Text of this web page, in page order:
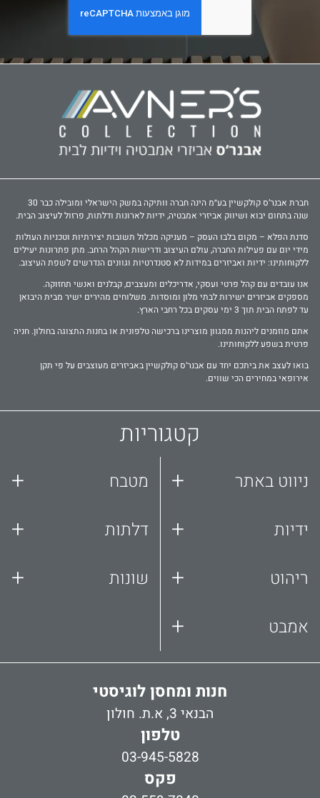
חברת אבנר‘ס קולקשיין בע״מ הינה חברה וותיקה במשק הישראלי ומובילה כבר 30
שנה בתחום יבוא ושיווק אביזרי אמבטיה, ידיות לארונות ודלתות, פרזול לעיצוב הבית.
סדנת הפלא – מקום בלבו העסק – מעניקה מכלול תשובות יצירתיות וטכניות העולות
מידי יום עם פעילות החברה, עולם העיצוב ודרישות הקהל הרחב. מתן פתרונות יעילים
ללקוחותינו: ידיות ואביזרים במידות לא סטנדרטיות וגוונים הנדרשים לשפת העיצוב.
אנו עובדים עם קהל פרטי ועסקי, אדריכלים ומעצבים, קבלנים ואנשי תחזוקה.
מספקים אביזרים ישירות לבתי מלון ומוסדות. משלוחים מהירים ישיר מבית היבואן
עד לפתח הבית תוך 3 ימי עסקים בכל רחבי הארץ.
אתם מוזמנים ליהנות ממגוון מוצרינו ברכישה טלפונית או בחנות התצוגה בחולון. חניה
פרטית בשפע ללקוחותינו.
בואו לעצב את ביתכם יחד עם אבנר‘ס קולקשיין באביזרים מעוצבים על פי תקן
אירופאי במחירים הכי שווים.
קטגוריות
ניווט באתר +
ידיות +
ריהוט +
אמבט +
מטבח +
דלתות +
שונות +
חנות ומחסן לוגיסטי
הבנאי 3, א.ת. חולון
טלפון
03-945-5828
פקס